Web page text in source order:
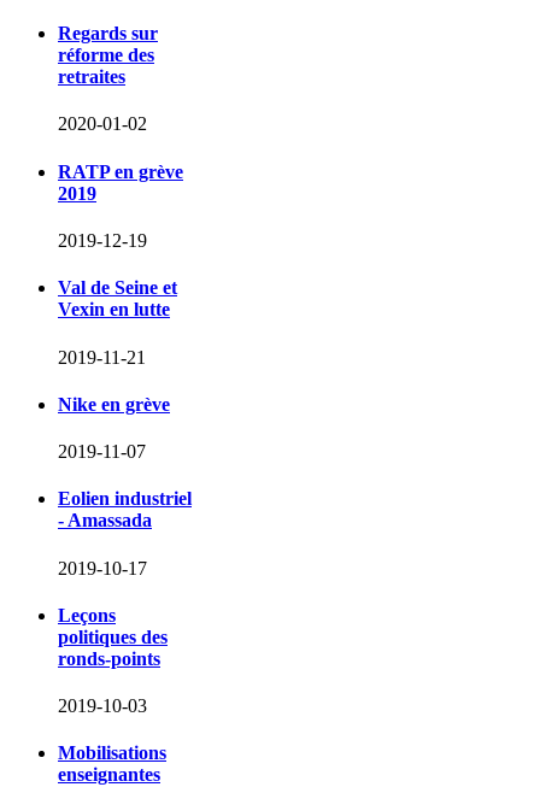
Regards sur
réforme des
retraites
2020-01-02
RATP en grève
2019
2019-12-19
Val de Seine et
Vexin en lutte
2019-11-21
Nike en grève
2019-11-07
Eolien industriel
- Amassada
2019-10-17
Leçons
politiques des
ronds-points
2019-10-03
Mobilisations
enseignantes